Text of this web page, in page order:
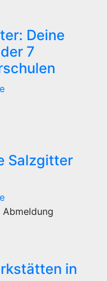
Deine
7
Salzgitter
Abmeldung
in